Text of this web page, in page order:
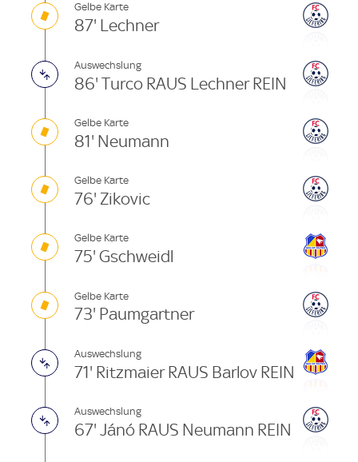
Gelbe Karte
87' Lechner
Auswechslung
86' Turco RAUS Lechner REIN
Gelbe Karte
81' Neumann
Gelbe Karte
76' Zikovic
Gelbe Karte
75' Gschweidl
Gelbe Karte
73' Paumgartner
Auswechslung
71' Ritzmaier RAUS Barlov REIN
Auswechslung
67' Jánó RAUS Neumann REIN